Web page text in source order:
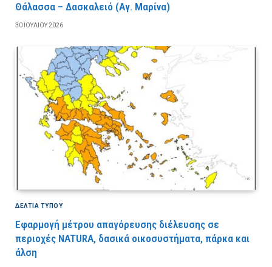
Θάλασσα – Δασκαλειό (Αγ. Μαρίνα)
30 ΙΟΥΛΊΟΥ 2026
ΔΕΛΤΙΑ ΤΥΠΟΥ
Εφαρμογή μέτρου απαγόρευσης διέλευσης σε
περιοχές NATURA, δασικά οικοσυστήματα, πάρκα και
άλση